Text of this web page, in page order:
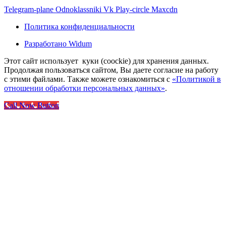
Telegram-plane Odnoklassniki Vk Play-circle Maxcdn
Политика конфиденциальности
Разработано Widum
Этот сайт использует куки (coockie) для хранения данных.
Продолжая пользоваться сайтом, Вы даете согласие на работу
с этими файлами. Также можете ознакомиться с «Политикой в
отношении обработки персональных данных».
Call Now Button